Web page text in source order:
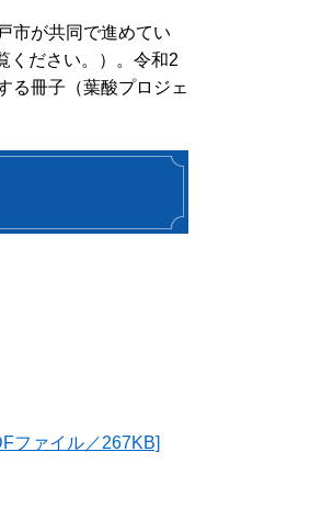
市が共同で進めてい
ください。）。令和2
る冊子（葉酸プロジェ
ファイル／267KB]